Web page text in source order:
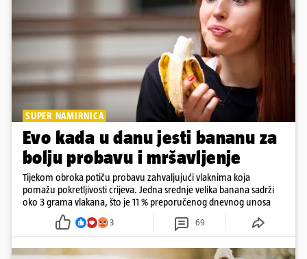
SUPER NAMIRNICA
Evo kada u danu jesti bananu za
bolju probavu i mršavljenje
Tijekom obroka potiču probavu zahvaljujući vlaknima koja
pomažu pokretljivosti crijeva. Jedna srednje velika banana sadrži
oko 3 grama vlakana, što je 11 % preporučenog dnevnog unosa
3 69